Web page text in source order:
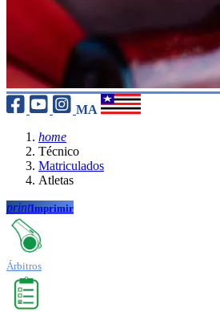
MA
home
Técnico
Matriculados
Atletas
printImprimir
Árbitros